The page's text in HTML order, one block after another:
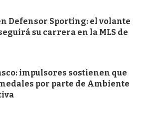
Defensor Sporting: el volante
su carrera en la MLS de
impulsores sostienen que
por parte de Ambiente